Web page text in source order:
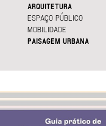
ARQUITETURA
ESPAÇO PÚBLICO
MOBILIDADE
PAISAGEM URBANA